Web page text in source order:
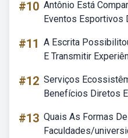
#10 Antônio Está
Eventos Esportivos
#11 A Escrita
E Transmitir
#12 Serviços
Benefícios Diretos
#13 Quais As Formas
Faculdades/